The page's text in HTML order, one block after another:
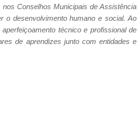
Conselhos Municipais de Assistência
o desenvolvimento humano e social. Ao
técnico e profissional de
de aprendizes junto com entidades e